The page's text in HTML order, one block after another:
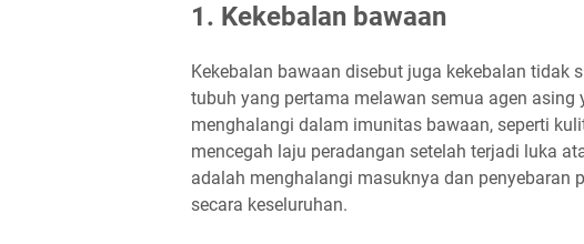
1. Kekebalan bawaan
Kekebalan bawaan disebut juga kekebalan tidak
tubuh yang pertama melawan semua agen
menghalangi dalam imunitas bawaan, seperti
mencegah laju peradangan setelah terjadi luka
adalah menghalangi masuknya dan penyebaran
secara keseluruhan.